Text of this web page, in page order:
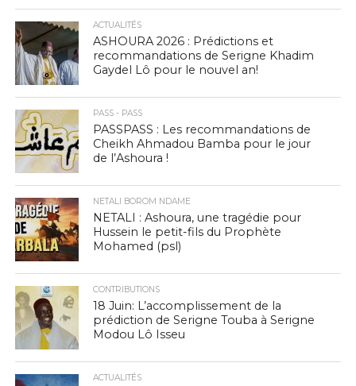
ACTUALITÉS
ASHOURA 2026 : Prédictions et
recommandations de Serigne Khadim
Gaydel Lô pour le nouvel an!
PASS - PASS
PASSPASS : Les recommandations de
Cheikh Ahmadou Bamba pour le jour
de l’Ashoura !
NETALI BOROM NDAME
NETALI : Ashoura, une tragédie pour
Hussein le petit-fils du Prophète
Mohamed (psl)
CONTRIBUTIONS
18 Juin: L’accomplissement de la
prédiction de Serigne Touba à Serigne
Modou Lô Isseu
ACTUALITÉS